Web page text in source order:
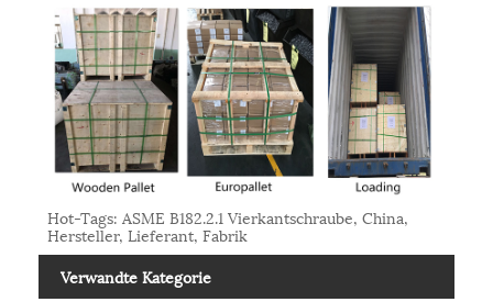
Hot-Tags: ASME B182.2.1 Vierkantschraube, China,
Hersteller, Lieferant, Fabrik
Verwandte Kategorie